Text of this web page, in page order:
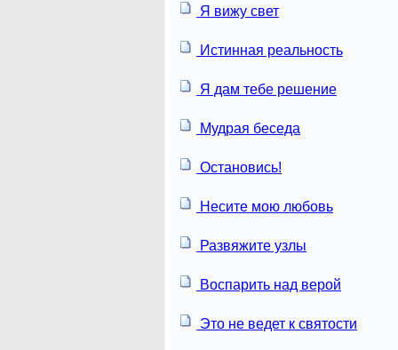
Я вижу свет
Истинная реальность
Я дам тебе решение
Мудрая беседа
Остановись!
Несите мою любовь
Развяжите узлы
Воспарить над верой
Это не ведет к святости